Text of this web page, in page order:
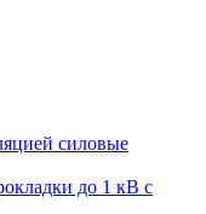
силовые
до 1 кВ с